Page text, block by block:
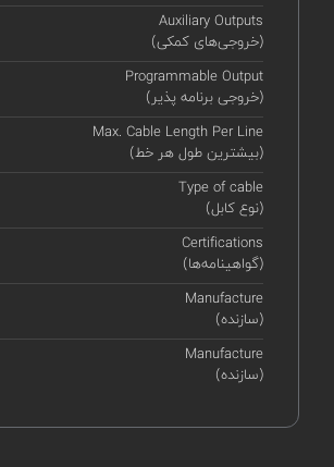
Auxiliary Outputs
(خروجی‌های کمکی)
Programmable Output
(خروجی برنامه پذیر)
Max. Cable Length Per Line
(بیشترین طول هر خط)
Type of cable
(نوع کابل)
Certifications
(گواهینامه‌ها)
Manufacture
(سازنده)
Manufacture
(سازنده)